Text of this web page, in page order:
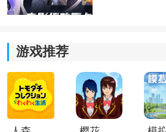
其次，两者在游戏内容，剧情方面
分删减改动。
众所周知，国服过审需要对游戏中
核，国际服《代号鸢》台词是原版
了一些改动，更加符合传统审美，
游戏推荐